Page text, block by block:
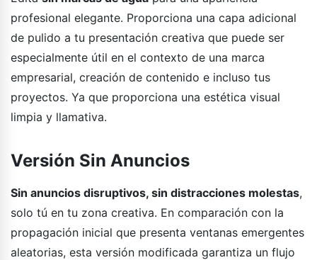
profesional elegante. Proporciona una capa adicional
de pulido a tu presentación creativa que puede ser
especialmente útil en el contexto de una marca
empresarial, creación de contenido e incluso tus
proyectos. Ya que proporciona una estética visual
limpia y llamativa.
Versión Sin Anuncios
Sin anuncios disruptivos, sin distracciones molestas,
solo tú en tu zona creativa. En comparación con la
propagación inicial que presenta ventanas emergentes
aleatorias, esta versión modificada garantiza un flujo